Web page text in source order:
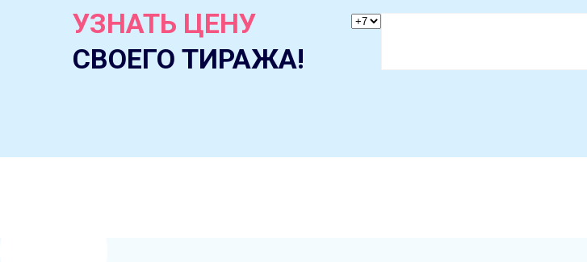
УЗНАТЬ ЦЕНУ
СВОЕГО ТИРАЖА!